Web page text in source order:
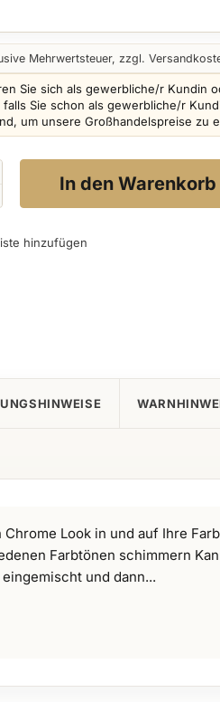
Mehrwertsteuer, zzgl.
Sie sich als gewerbliche/r Kundin
falls Sie schon als gewerbliche/r
um unsere Großhandelspreise zu
In den Warenkorb
hinzufügen
Look in und auf Ihre
Farbtönen schimmern
und dann...